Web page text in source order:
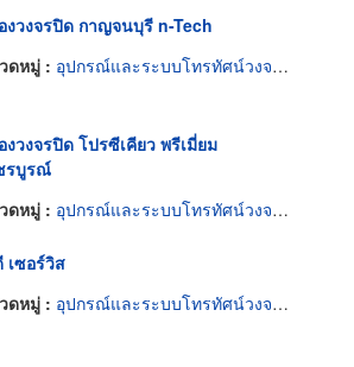
งวงจรปิด กาญจนบุรี n-Tech
ดหมู่ : อุปกรณ์และระบบโทรทัศน์วงจรปิด
งวงจรปิด โปรซีเคียว พรีเมี่ยม
รบูรณ์
ดหมู่ : อุปกรณ์และระบบโทรทัศน์วงจรปิด
เซอร์วิส
ดหมู่ : อุปกรณ์และระบบโทรทัศน์วงจรปิด